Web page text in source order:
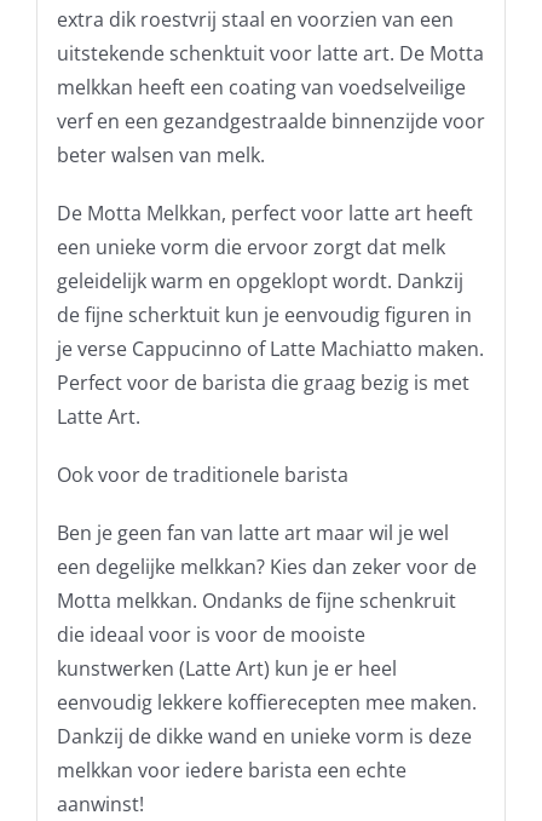
extra dik roestvrij staal en voorzien van een
uitstekende schenktuit voor latte art. De Motta
melkkan heeft een coating van voedselveilige
verf en een gezandgestraalde binnenzijde voor
beter walsen van melk.
De Motta Melkkan, perfect voor latte art heeft
een unieke vorm die ervoor zorgt dat melk
geleidelijk warm en opgeklopt wordt. Dankzij
de fijne scherktuit kun je eenvoudig figuren in
je verse Cappucinno of Latte Machiatto maken.
Perfect voor de barista die graag bezig is met
Latte Art.
Ook voor de traditionele barista
Ben je geen fan van latte art maar wil je wel
een degelijke melkkan? Kies dan zeker voor de
Motta melkkan. Ondanks de fijne schenkruit
die ideaal voor is voor de mooiste
kunstwerken (Latte Art) kun je er heel
eenvoudig lekkere koffierecepten mee maken.
Dankzij de dikke wand en unieke vorm is deze
melkkan voor iedere barista een echte
aanwinst!